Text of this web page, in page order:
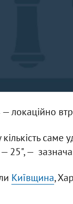
— локаційно
кількість
— 25", —
Київщина,